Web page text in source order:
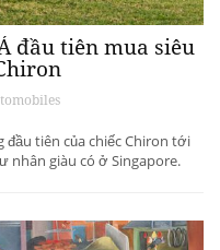
đầu tiên mua siêu
tiên của chiếc Chiron tới
nhân giàu có ở Singapore.